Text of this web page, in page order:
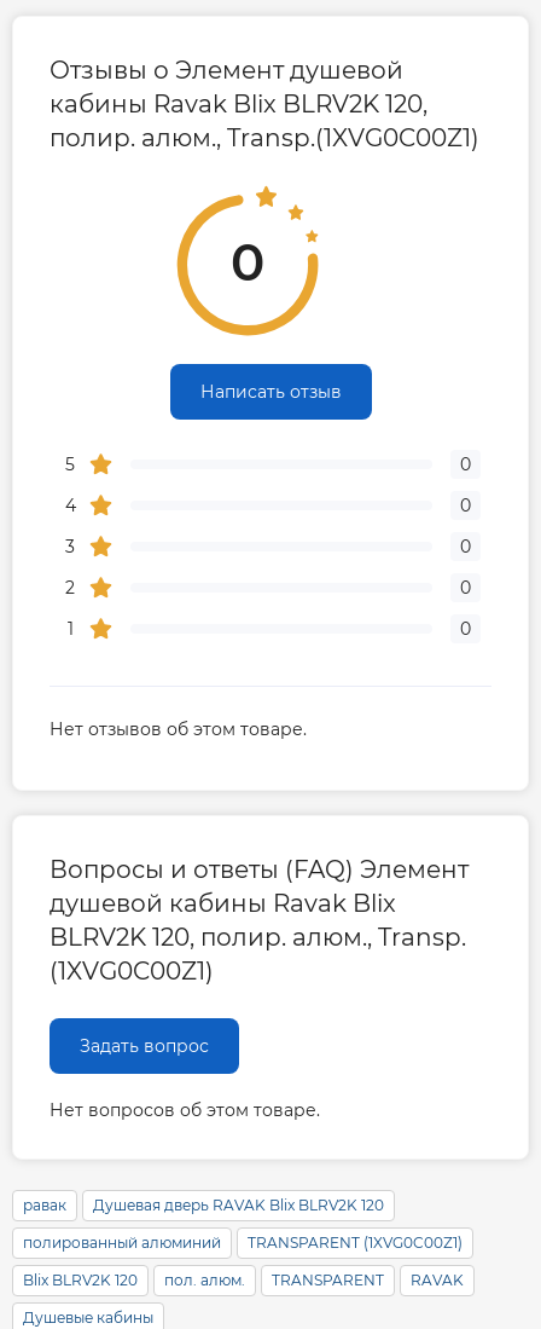
Отзывы о Элемент душевой
кабины Ravak Blix BLRV2K 120,
полир. алюм., Transp.(1XVG0C00Z1)
0
Написать отзыв
5
0
4
0
3
0
2
0
1
0
Нет отзывов об этом товаре.
Вопросы и ответы (FAQ) Элемент
душевой кабины Ravak Blix
BLRV2K 120, полир. алюм., Transp.
(1XVG0C00Z1)
Задать вопрос
Нет вопросов об этом товаре.
равак Душевая дверь RAVAK Blix BLRV2K 120
полированный алюминий TRANSPARENT (1XVG0C00Z1)
Blix BLRV2K 120 пол. алюм. TRANSPARENT RAVAK
Душевые кабины